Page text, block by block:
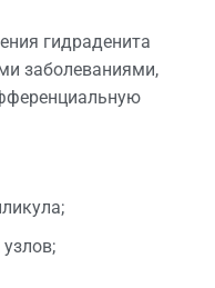
гидраденита
заболеваниями,